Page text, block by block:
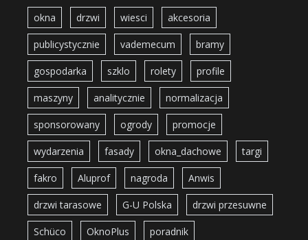
okna drzwi wiesci akcesoria
publicystycznie vademecum bramy
gospodarka szklo rolety profile
maszyny analitycznie normalizacja
sponsorowany ogrody promocje
wydarzenia fasady okna_dachowe targi
fakro Aluprof nagroda Anwis
drzwi tarasowe G-U Polska drzwi przesuwne
Schüco OknoPlus poradnik